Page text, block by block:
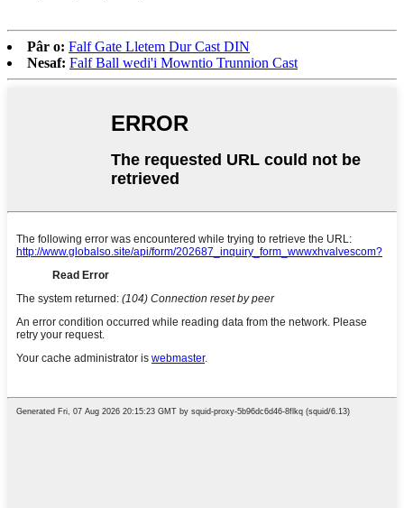
Pâr o: Falf Gate Lletem Dur Cast DIN
Nesaf: Falf Ball wedi'i Mowntio Trunnion Cast